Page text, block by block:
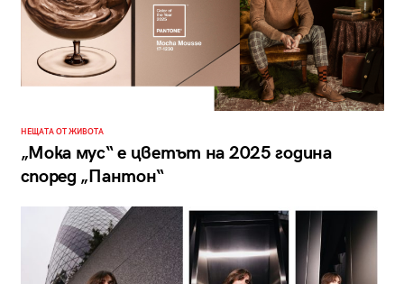
НЕЩАТА ОТ ЖИВОТА
„Мока мус“ е цветът на 2025 година
според „Пантон“